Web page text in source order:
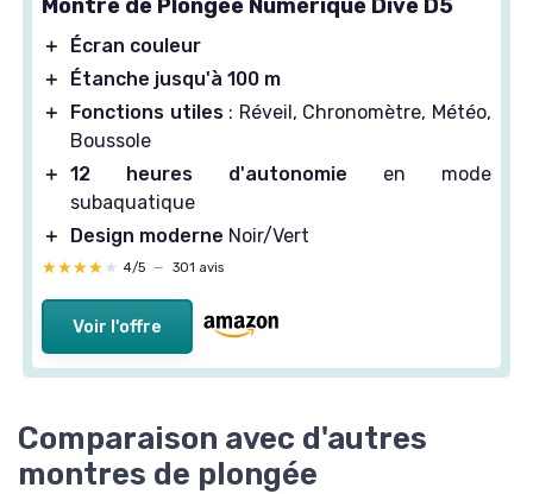
Montre de Plongée Numérique Dive D5
＋
Écran couleur
＋
Étanche jusqu'à 100 m
＋
Fonctions utiles: Réveil, Chronomètre, Météo,
Boussole
＋ 12 heures d'autonomie en mode
subaquatique
＋
Design moderne Noir/Vert
★★★★★
★★★★★ 4/5 — 301 avis
Voir l'offre
Comparaison avec d'autres
montres de plongée